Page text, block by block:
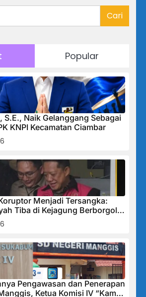
Cari
Popular
S.E., Naik Gelanggang Sebagai
KNPI Kecamatan Ciambar
Menjadi Tersangka:
Tiba di Kejagung Berborgol,
Senyum Penuh Teka-teki
Pengawasan dan Penerapan
Ketua Komisi IV “Kami